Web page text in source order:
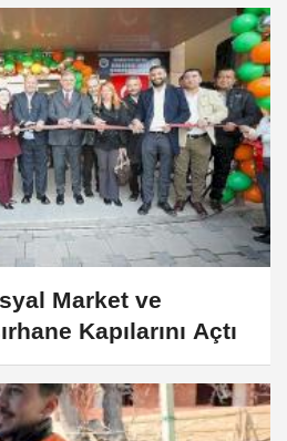
Market ve
Kapılarını Açtı